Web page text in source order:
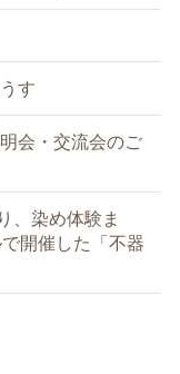
す
会・交流会のご
、染め体験ま
開催した「不器